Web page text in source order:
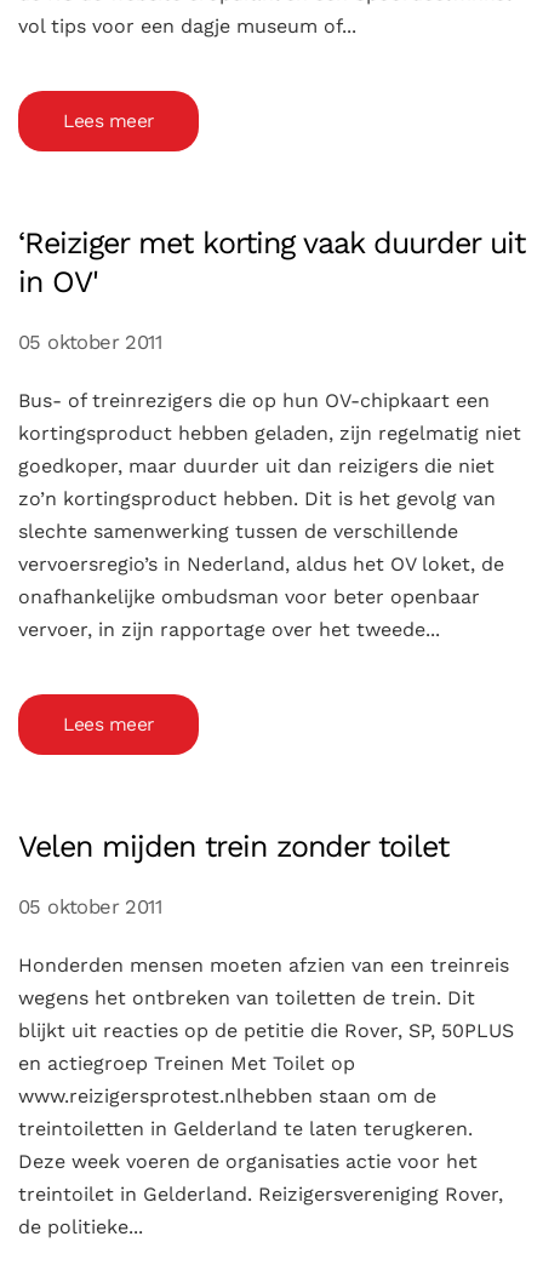
vol tips voor een dagje museum of...
Lees meer
‘Reiziger met korting vaak duurder uit
in OV'
05 oktober 2011
Bus- of treinrezigers die op hun OV-chipkaart een
kortingsproduct hebben geladen, zijn regelmatig niet
goedkoper, maar duurder uit dan reizigers die niet
zo’n kortingsproduct hebben. Dit is het gevolg van
slechte samenwerking tussen de verschillende
vervoersregio’s in Nederland, aldus het OV loket, de
onafhankelijke ombudsman voor beter openbaar
vervoer, in zijn rapportage over het tweede...
Lees meer
Velen mijden trein zonder toilet
05 oktober 2011
Honderden mensen moeten afzien van een treinreis
wegens het ontbreken van toiletten de trein. Dit
blijkt uit reacties op de petitie die Rover, SP, 50PLUS
en actiegroep Treinen Met Toilet op
www.reizigersprotest.nlhebben staan om de
treintoiletten in Gelderland te laten terugkeren.
Deze week voeren de organisaties actie voor het
treintoilet in Gelderland. Reizigersvereniging Rover,
de politieke...